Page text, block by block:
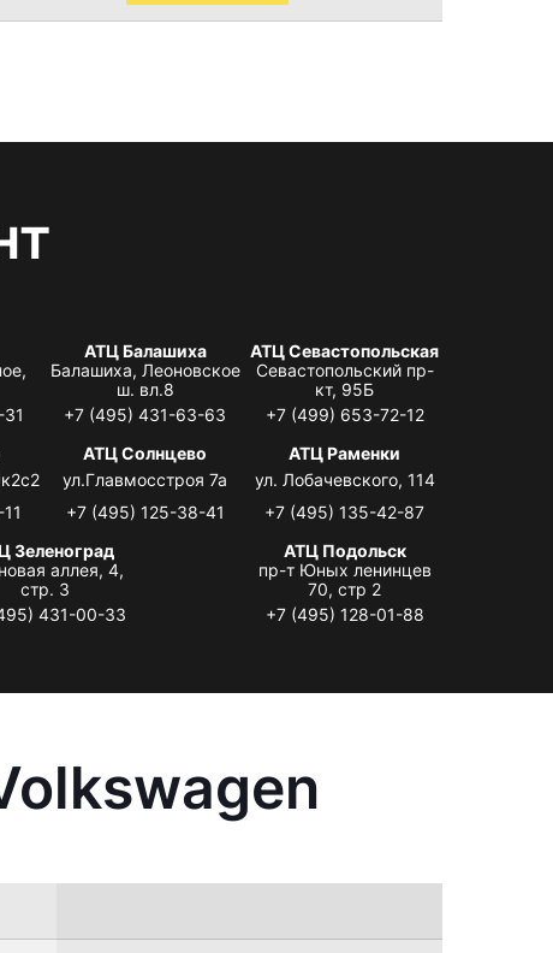
АТЦ Балашиха
Балашиха, Леоновское
ш. вл.8
+7 (495) 431-63-63
АТЦ Севастопольская
Севастопольский пр-
кт, 95Б
+7 (499) 653-72-12
АТЦ Солнцево
ул.Главмосстроя 7а
+7 (495) 125-38-41
АТЦ Раменки
ул. Лобачевского, 114
+7 (495) 135-42-87
Зеленоград
аллея, 4,
стр. 3
431-00-33
АТЦ Подольск
пр-т Юных ленинцев
70, стр 2
+7 (495) 128-01-88